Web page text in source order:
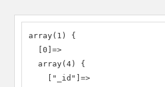
array(1) {
  [0]=>
  array(4) {
    ["_id"]=>